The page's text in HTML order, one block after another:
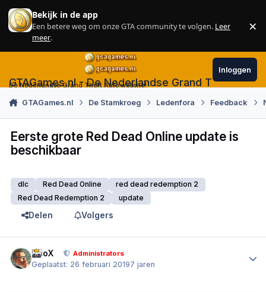
Skip to content
Bekijk in de app
Een betere weg om onze GTA community te volgen. Leer
meer.
×
GTAGames.nl - De Nederlandse Grand Theft Auto
De Nederlandse Grand Theft Auto website!
Inloggen
GTAGames.nl De Stamkroeg Ledenfora Feedback
Eerste grote Red Dead Online update is
beschikbaar
dlc Red Dead Online
red dead redemption 2
Red Dead Redemption 2
update
Delen Volgers
PrioX Administrators
Geplaatst: 26 februari 20197 jaren